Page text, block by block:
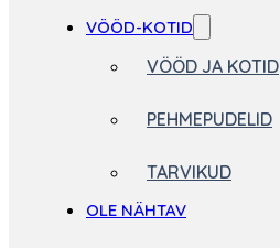
VÖÖD-KOTID
VÖÖD JA KOTID
PEHMEPUDELID
TARVIKUD
OLE NÄHTAV